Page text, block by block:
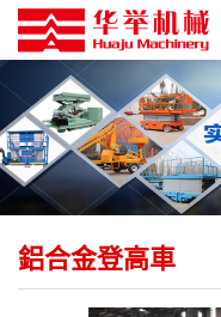
鋁合金登高車